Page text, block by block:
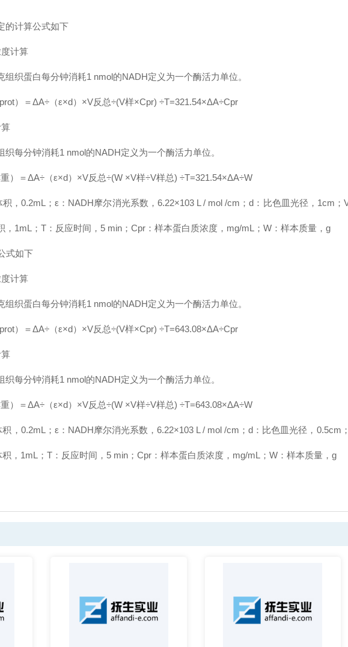
的计算公式如下
度计算
组织蛋白每分钟消耗1 nmol的NADH定义为一个酶活力单位。
）＝ΔA÷（ε×d）×V反总÷(V样×Cpr) ÷T=321.54×ΔA÷Cpr
算
织每分钟消耗1 nmol的NADH定义为一个酶活力单位。
）＝ΔA÷（ε×d）×V反总÷(W ×V样÷V样总) ÷T=321.54×ΔA÷W
，0.2mL；ε：NADH摩尔消光系数，6.22×103 L / mol /cm；d：比色皿光径，1cm
，1mL；T：反应时间，5 min；Cpr：样本蛋白质浓度，mg/mL；W：样本质量，g
式如下
度计算
组织蛋白每分钟消耗1 nmol的NADH定义为一个酶活力单位。
）＝ΔA÷（ε×d）×V反总÷(V样×Cpr) ÷T=643.08×ΔA÷Cpr
算
织每分钟消耗1 nmol的NADH定义为一个酶活力单位。
）＝ΔA÷（ε×d）×V反总÷(W ×V样÷V样总) ÷T=643.08×ΔA÷W
，0.2mL；ε：NADH摩尔消光系数，6.22×103 L / mol /cm；d：比色皿光径，0.5cm
，1mL；T：反应时间，5 min；Cpr：样本蛋白质浓度，mg/mL；W：样本质量，g